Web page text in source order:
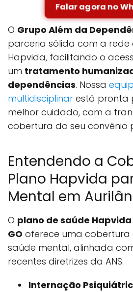
Falar agora no
O Grupo Além da
parceria sólida com a
Hapvida, facilitando o
um tratamento
dependências. Nossa
multidisciplinar está pronta
melhor cuidado, com a
cobertura do seu convênio
Entendendo a
Plano Hapvida
Mental em
O plano de saúde
GO oferece uma
saúde mental, alinhada
recentes diretrizes da ANS.
Internação